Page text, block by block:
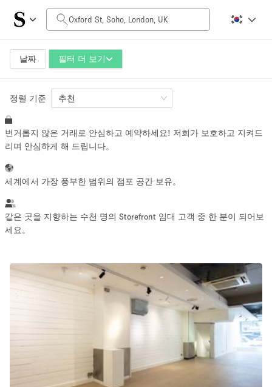
날짜 필터 더 보기
일일 비용
£0
공간 크기
100 sq ft 5000+ sq ft
~ 13 명
Meeting Office Shop Share
정렬 기준 추천
번거롭지 않은 거래로 안심하고 예약하세요! 저희가 보호하고 지켜드
리며 안심하게 해 드립니다。
세계에서 가장 풍부한 범위의 점포 공간 보유。
같은 곳을 지향하는 수천 명의 Storefront 임대 고객 중 한 분이 되어보
세요。